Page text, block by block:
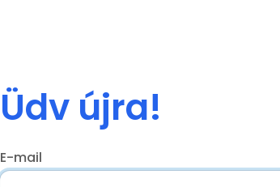
Üdv újra!
E-mail